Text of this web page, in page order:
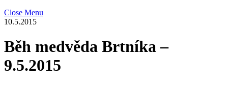
Close Menu
10.5.2015
Běh medvěda Brtníka –
9.5.2015